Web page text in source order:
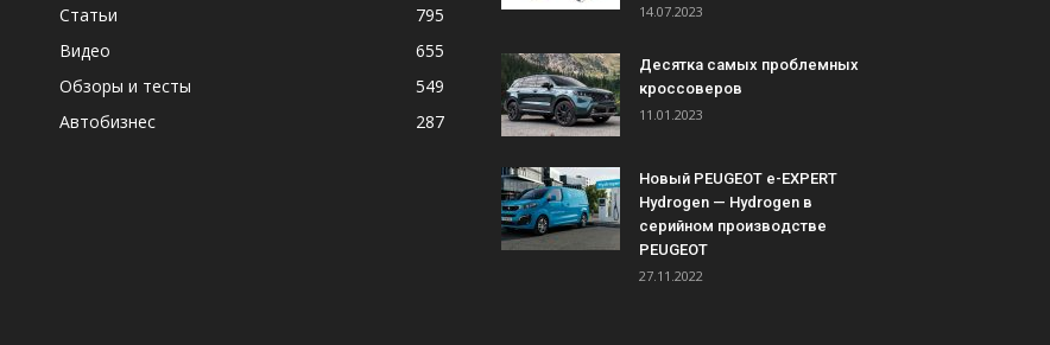
Статьи
795
Видео
655
Обзоры и тесты
549
Автобизнес
287
14.07.2023
Десятка самых проблемных
кроссоверов
11.01.2023
Новый PEUGEOT e-EXPERT
Hydrogen — Hydrogen в
серийном производстве
PEUGEOT
27.11.2022